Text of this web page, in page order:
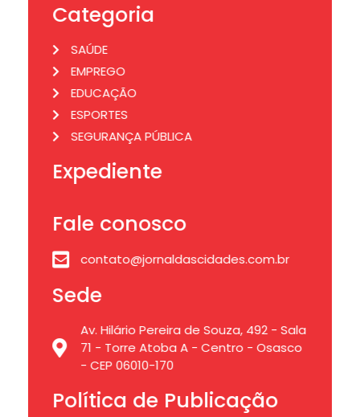
Categoria
SAÚDE
EMPREGO
EDUCAÇÃO
ESPORTES
SEGURANÇA PÚBLICA
Expediente
Fale conosco
contato@jornaldascidades.com.br
Sede
Av. Hilário Pereira de Souza, 492 - Sala
71 - Torre Atoba A - Centro - Osasco
- CEP 06010-170
Política de Publicação